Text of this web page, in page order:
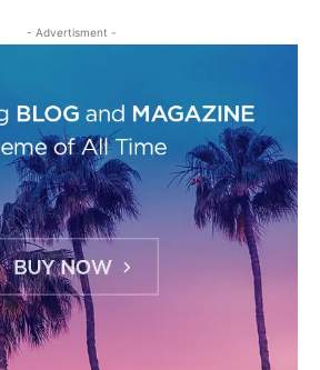
- Advertisment -